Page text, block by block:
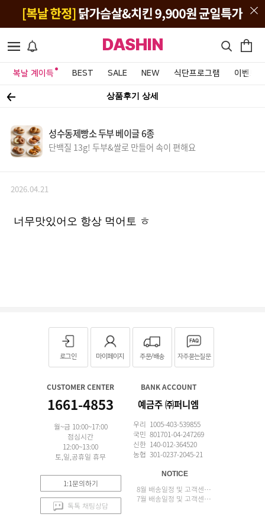
DASHIN
복날 계이득 BEST SALE NEW 식단프로그램 이벤트&
상품후기 상세
성수동제빵소 두부 베이글 6종
단백질 13g! 두부&쌀로 만들어 속이 편해요
2026.04.21
너무맛있어오 항상 먹어토 ㅎ
로그인 마이페이지 주문/배송 자주묻는질문
CUSTOMER CENTER
1661-4853
월~금 10:00~17:00
점심시간
12:00~13:00
토,일,공휴일 휴무
1:1문의하기
톡톡 채팅상담
BANK ACCOUNT
예금주 ㈜퍼니엠
우리 1005-403-539855
국민 801701-04-247269
신한 140-012-364520
농협 301-0237-2045-21
NOTICE
8월 배송일정 및 고객센터 업무 안내
7월 배송일정 및 고객센터 업무 안내